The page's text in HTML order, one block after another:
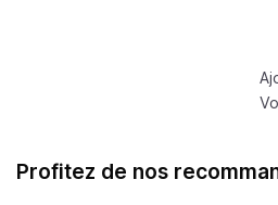
Profitez de nos